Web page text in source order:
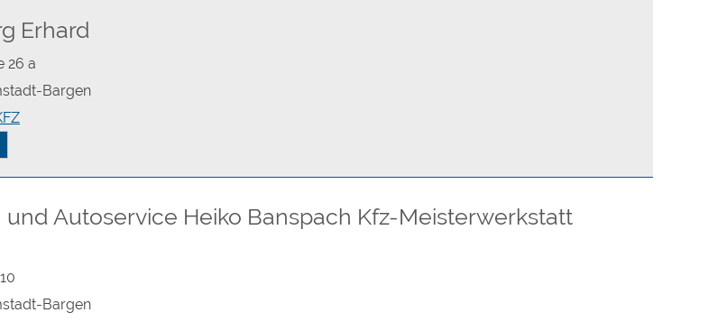
Erhard
26 a
Bargen
und Autoservice Heiko Banspach Kfz-Meisterwerkstatt
Bargen